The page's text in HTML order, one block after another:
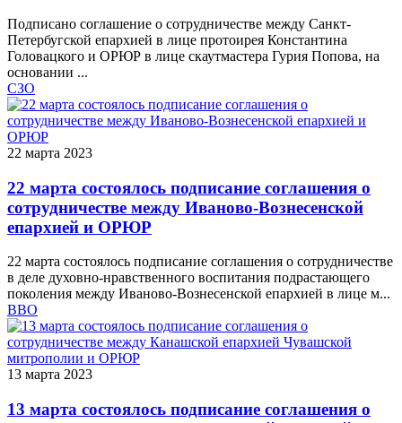
Подписано соглашение о сотрудничестве между Санкт-
Петербугской епархией в лице протоирея Константина
Головацкого и ОРЮР в лице скаутмастера Гурия Попова, на
основании ...
СЗО
22 марта 2023
22 марта состоялось подписание соглашения о
сотрудничестве между Иваново-Вознесенской
епархией и ОРЮР
22 марта состоялось подписание соглашения о сотрудничестве
в деле духовно-нравственного воспитания подрастающего
поколения между Иваново-Вознесенской епархией в лице м...
ВВО
13 марта 2023
13 марта состоялось подписание соглашения о